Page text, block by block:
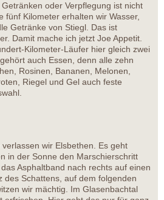
oder Verpflegung ist nicht
fünf Kilometer erhalten wir Wasser,
Getränke von Stiegl. Das ist
Damit mache ich jetzt Joe Appetit.
Kilometer-Läufer hier gleich zwei
auch Essen, denn alle zehn
Rosinen, Bananen, Melonen,
Riegel und Gel auch feste
wir Elsbethen. Es geht
in der Sonne den Marschierschritt
Asphaltband nach rechts auf einen
des Schattens, auf dem folgenden
wir mächtig. Im Glasenbachtal